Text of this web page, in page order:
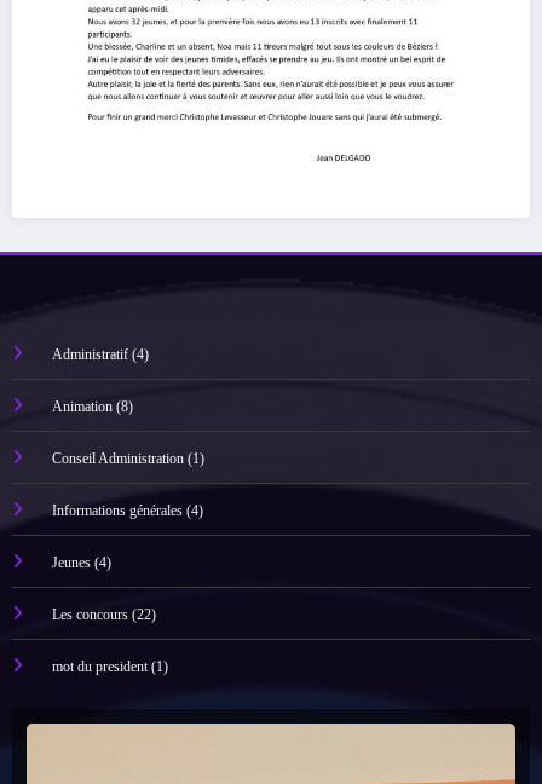
Administratif(4)
Animation(8)
Conseil Administration(1)
Informations générales(4)
Jeunes(4)
Les concours(22)
mot du president(1)